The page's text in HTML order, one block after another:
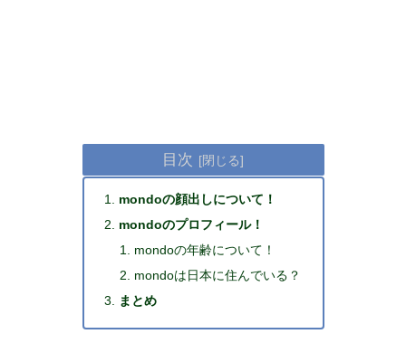
目次
mondoの顔出しについて！
mondoのプロフィール！
mondoの年齢について！
mondoは日本に住んでいる？
まとめ